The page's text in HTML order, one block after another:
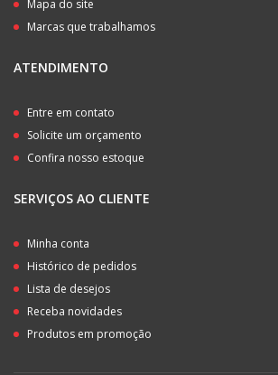
Mapa do site
Marcas que trabalhamos
ATENDIMENTO
Entre em contato
Solicite um orçamento
Confira nosso estoque
SERVIÇOS AO CLIENTE
Minha conta
Histórico de pedidos
Lista de desejos
Receba novidades
Produtos em promoção